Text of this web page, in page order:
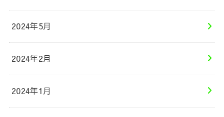
2024年5月
2024年2月
2024年1月